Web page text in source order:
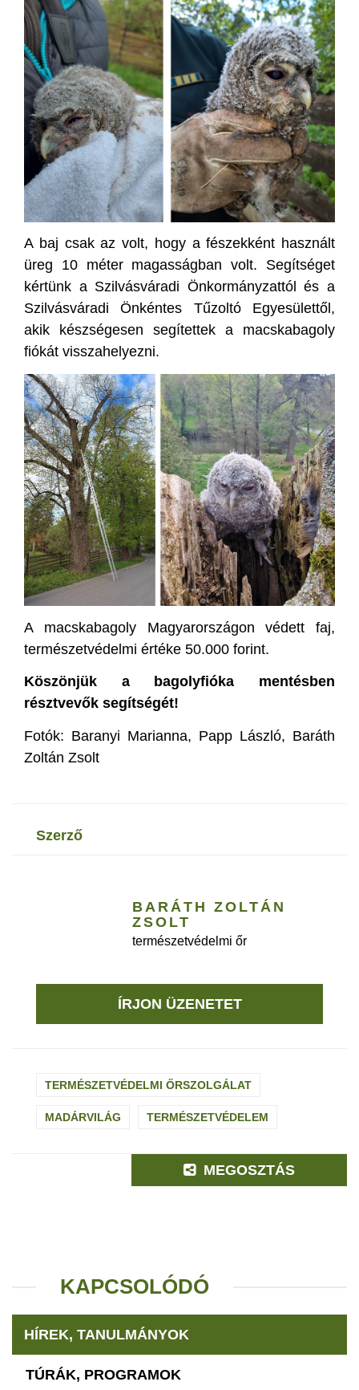
A baj csak az volt, hogy a fészekként használt
üreg 10 méter magasságban volt. Segítséget
kértünk a Szilvásváradi Önkormányzattól és a
Szilvásváradi Önkéntes Tűzoltó Egyesülettől,
akik készségesen segítettek a macskabagoly
fiókát visszahelyezni.
A macskabagoly Magyarországon védett faj,
természetvédelmi értéke 50.000 forint.
Köszönjük a bagolyfióka mentésben
résztvevők segítségét!
Fotók: Baranyi Marianna, Papp László, Baráth
Zoltán Zsolt
szerző
BARÁTH ZOLTÁN
ZSOLT
természetvédelmi őr
ÍRJON ÜZENETET
TERMÉSZETVÉDELMI ŐRSZOLGÁLAT
MADÁRVILÁG TERMÉSZETVÉDELEM
MEGOSZTÁS
KAPCSOLÓDÓ
HÍREK, TANULMÁNYOK
TÚRÁK, PROGRAMOK